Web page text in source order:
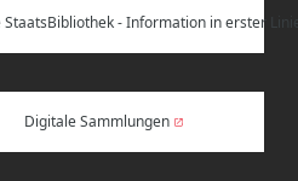
Digitale Sammlungen